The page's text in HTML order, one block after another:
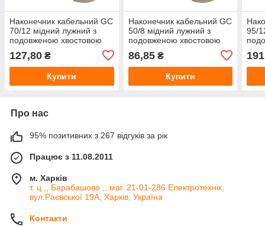
Наконечник кабельний GC
70/12 мідний лужний з
подовженою хвостовою
127,80 ₴
Купити
Наконечник кабельний GC
50/8 мідний лужний з
подовженою хвостовою
86,85₴
Купити
95/
Про нас
95% позитивних з 267 відгуків за рік
Працює з 11.08.2011
м. Харків
т. ц ,, Барабашово ,, маг. 21-01-286 Електротехнік,
вул.Раєвської 19А, Харків, Україна
Контакти